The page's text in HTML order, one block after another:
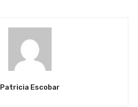
Patricia Escobar